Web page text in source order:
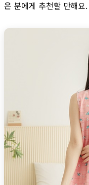
은 분에게 추천할 만해요.